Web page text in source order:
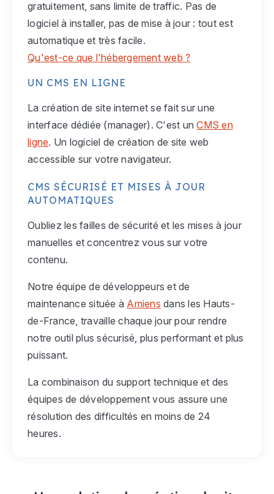
gratuitement, sans limite de traffic. Pas de
logiciel à installer, pas de mise à jour : tout est
automatique et très facile.
Qu'est-ce que l'hébergement web ?
UN CMS EN LIGNE
La création de site internet se fait sur une
interface dédiée (manager). C'est unCMS en
ligne. Un logiciel de création de site web
accessible sur votre navigateur.
CMS SÉCURISÉ ET MISES À JOUR
AUTOMATIQUES
Oubliez les failles de sécurité et les mises à jour
manuelles et concentrez vous sur votre
contenu.
Notre équipe de développeurs et de
maintenance située à Amiens dans les Hauts-
de-France, travaille chaque jour pour rendre
notre outil plus sécurisé, plus performant et plus
puissant.
La combinaison du support technique et des
équipes de développement vous assure une
résolution des difficultés en moins de 24
heures.